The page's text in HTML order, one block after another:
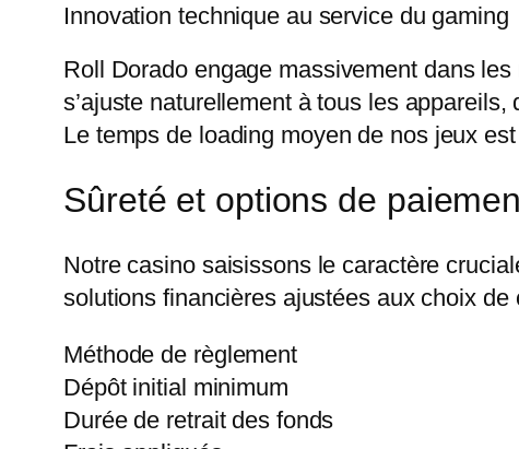
Innovation technique au service du gaming
Roll Dorado engage massivement dans
s’ajuste naturellement à tous les
Le temps de loading moyen de nos jeux
Sûreté et options de
Notre casino saisissons le caractère
solutions financières ajustées aux choix de
Méthode de règlement
Dépôt initial minimum
Durée de retrait des fonds